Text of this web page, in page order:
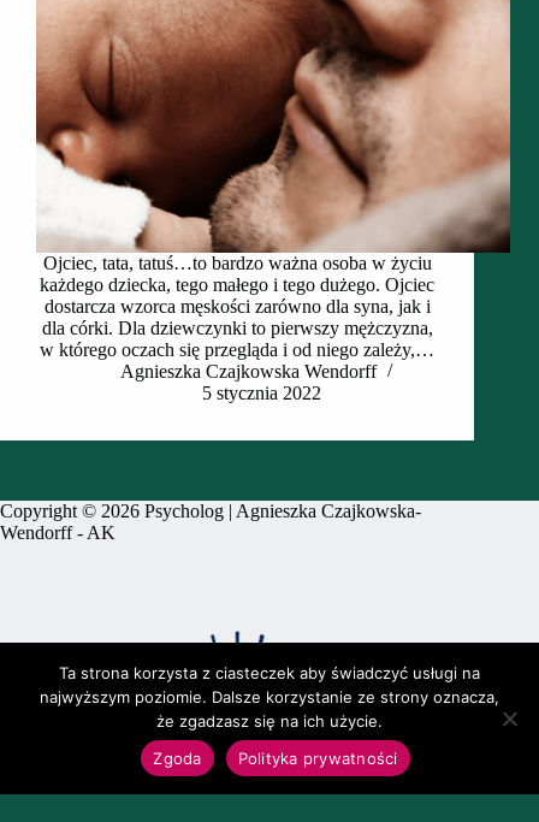
Ojciec, tata, tatuś…to bardzo ważna osoba w życiu
każdego dziecka, tego małego i tego dużego. Ojciec
dostarcza wzorca męskości zarówno dla syna, jak i
dla córki. Dla dziewczynki to pierwszy mężczyzna,
w którego oczach się przegląda i od niego zależy,…
Agnieszka Czajkowska Wendorff
5 stycznia 2022
Copyright © 2026 Psycholog | Agnieszka Czajkowska-
Wendorff - AK
Ta strona korzysta z ciasteczek aby świadczyć usługi na
najwyższym poziomie. Dalsze korzystanie ze strony oznacza,
że zgadzasz się na ich użycie.
Zgoda
Polityka prywatności